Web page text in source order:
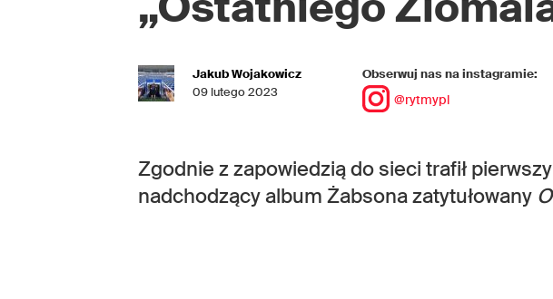
Jakub Wojakowicz
09 lutego 2023
Obserwuj nas na instagramie:
@rytmypl
Zgodnie z zapowiedzią do sieci trafił
nadchodzący album Żabsona zatytułowany